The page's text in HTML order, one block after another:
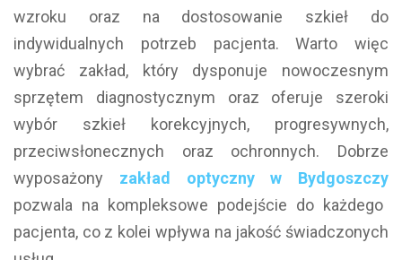
wzroku oraz na dostosowanie szkieł do
indywidualnych potrzeb pacjenta. Warto więc
wybrać zakład, który dysponuje nowoczesnym
sprzętem diagnostycznym oraz oferuje szeroki
wybór szkieł korekcyjnych, progresywnych,
przeciwsłonecznych oraz ochronnych. Dobrze
wyposażony zakład optyczny w Bydgoszczy
pozwala na kompleksowe podejście do każdego
pacjenta, co z kolei wpływa na jakość świadczonych